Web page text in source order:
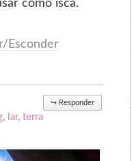
como isca.
Esconder
↪ Responder
, lar,terra